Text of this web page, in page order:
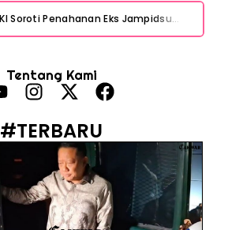
MAKI Soroti Penahanan Eks Jampidsus Febrie Adriansyah Tanpa Rompi Pink
HP Huawei Cepat Panas? Ini Penyebab Utama dan Cara Mengatasinya
HP Realme Kena Air Tidak Bisa Dicas? Jangan Langsung Charge, Ini Solusinya
Tentang Kami
#TERBARU